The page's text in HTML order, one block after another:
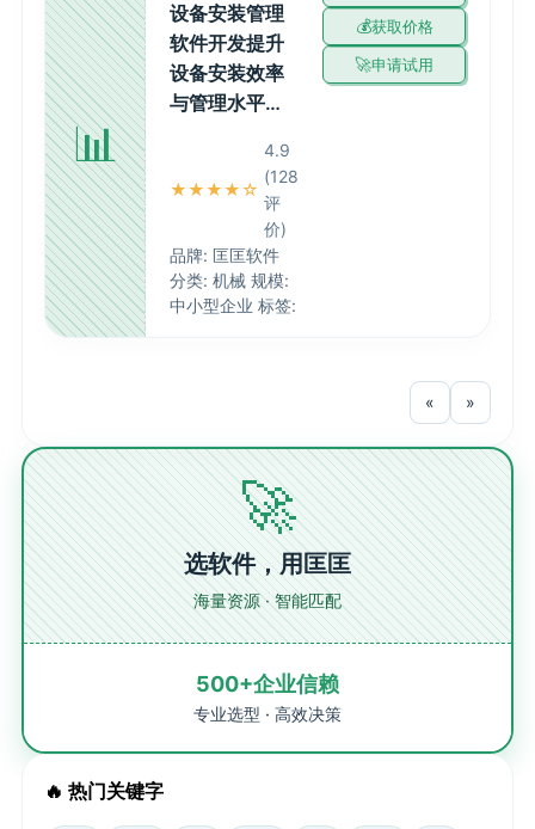
📊
设备安装管理
软件开发提升
设备安装效率
与管理水平…
★★★★☆
4.9
(128
评
价)
品牌: 匡匡软件
分类: 机械 规模:
中小型企业 标签:
获取价格
申请试用
« »
🚀
选软件，用匡匡
海量资源 · 智能匹配
500+企业信赖
专业选型 · 高效决策
🔥 热门关键字